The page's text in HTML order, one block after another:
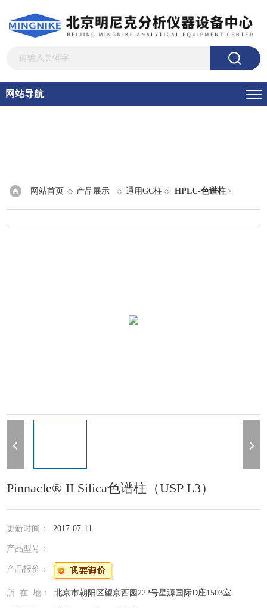
网站导航
网站首页 ◇ 产品展示 ◇通用GC柱 ◇HPLC-色谱柱 >
Pinnacle® II Silica色谱柱（USP L3）
Pinnacle® II Silica色谱柱（USP L3）
更新时间：2017-07-11
产品型号：
产品报价：
所 在 地：北京市朝阳区望京西园222号星源国际D座1503室